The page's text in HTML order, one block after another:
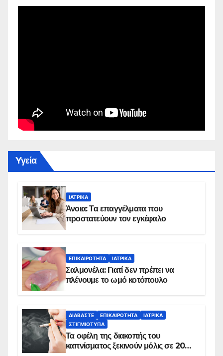
Yγεία
ΙΑΤΡΙΚΆ
Άνοια: Τα επαγγέλματα που
προστατεύουν τον εγκέφαλο
ΕΠΙΚΑΙΡΌΤΗΤΑ ΙΑΤΡΙΚΆ
Σαλμονέλα: Γιατί δεν πρέπει να
πλένουμε το ωμό κοτόπουλο
ΔΙΑΒΆΣΤΕ ΕΠΙΚΑΙΡΌΤΗΤΑ
ΙΑΤΡΙΚΆ
ΣΤΙΓΜΙΌΤΥΠΑ
Τα οφέλη της διακοπής του
καπνίσματος ξεκινούν μόλις σε 20